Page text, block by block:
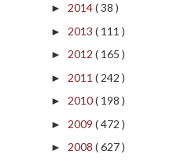
► 2014( 38 )
► 2013 ( 111 )
► 2012 ( 165 )
► 2011 ( 242 )
► 2010( 198 )
► 2009 ( 472 )
► 2008 ( 627 )